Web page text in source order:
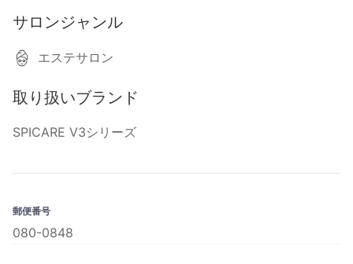
サロンジャンル
エステサロン
取り扱いブランド
SPICARE V3シリーズ
郵便番号
080-0848